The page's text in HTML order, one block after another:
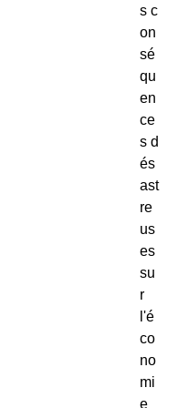
s c
on
sé
qu
en
ce
s d
és
ast
re
us
es
su
r
l'é
co
no
mi
e